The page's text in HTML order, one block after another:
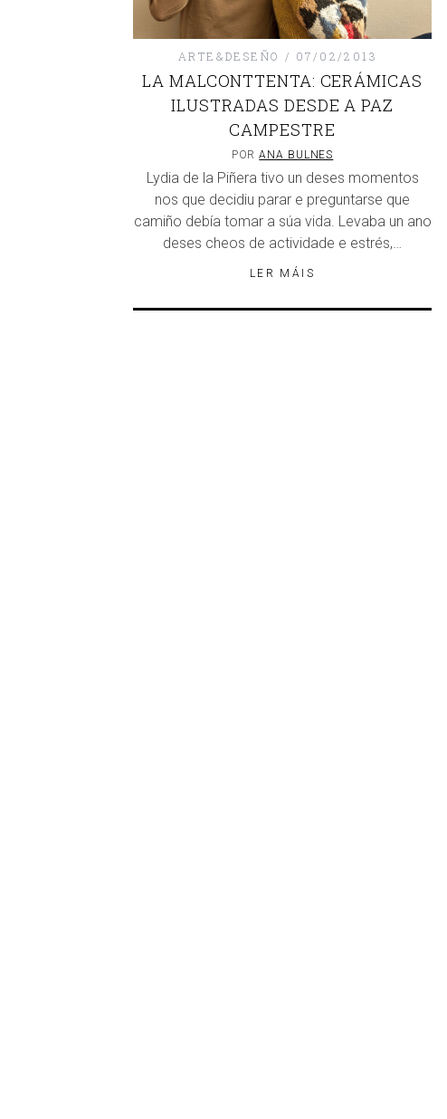
ARTE&DESEÑO 07/02/2013
LA MALCONTTENTA: CERÁMICAS
ILUSTRADAS DESDE A PAZ
CAMPESTRE
PORANA BULNES
Lydia de la Piñera tivo un deses momentos
nos que decidiu parar e preguntarse que
camiño debía tomar a súa vida. Levaba un ano
deses cheos de actividade e estrés,…
LER MÁIS